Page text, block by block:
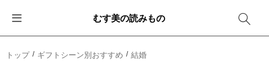
むす美の読みもの
トップ ギフトシーン別おすすめ 結婚